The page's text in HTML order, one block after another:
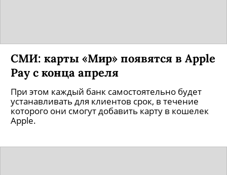
СМИ: карты «Мир» появятся в Apple
Pay с конца апреля
При этом каждый банк самостоятельно будет
устанавливать для клиентов срок, в течение
которого они смогут добавить карту в кошелек
Apple.